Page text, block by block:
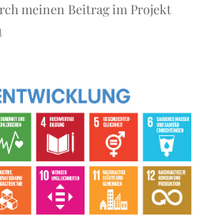
meinen Beitrag im Projekt